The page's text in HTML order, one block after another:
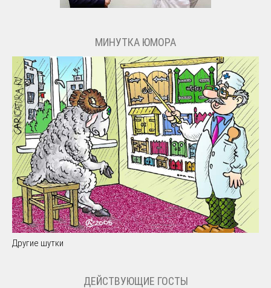
МИНУТКА ЮМОРА
Другие шутки
ДЕЙСТВУЮЩИЕ ГОСТЫ